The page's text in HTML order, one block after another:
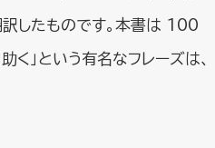
したものです。本書は 100
く」という有名なフレーズは、